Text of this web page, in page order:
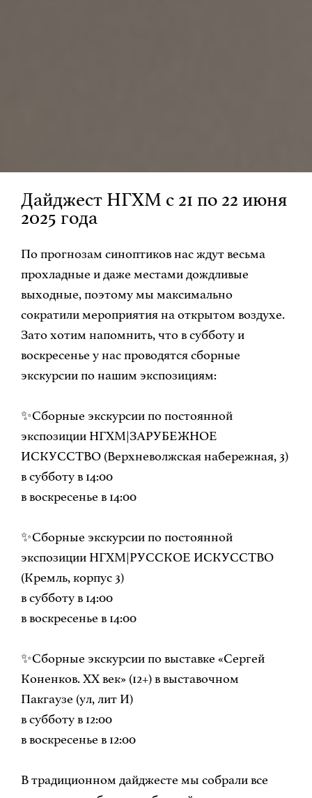
Дайджест НГХМ с 21 по 22 июня
2025 года
По прогнозам синоптиков нас ждут весьма
прохладные и даже местами дождливые
выходные, поэтому мы максимально
сократили мероприятия на открытом воздухе.
Зато хотим напомнить, что в субботу и
воскресенье у нас проводятся сборные
экскурсии по нашим экспозициям:
✨Сборные экскурсии по постоянной
экспозиции НГХМ|ЗАРУБЕЖНОЕ
ИСКУССТВО (Верхневолжская набережная, 3)
в субботу в 14:00
в воскресенье в 14:00
✨Сборные экскурсии по постоянной
экспозиции НГХМ|РУССКОЕ ИСКУССТВО
(Кремль, корпус 3)
в субботу в 14:00
в воскресенье в 14:00
✨Сборные экскурсии по выставке «Сергей
Коненков. ХХ век» (12+) в выставочном
Пакгаузе (ул, лит И)
в субботу в 12:00
в воскресенье в 12:00
В традиционном дайджесте мы собрали все